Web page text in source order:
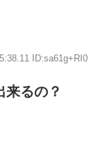
ID:sa61g+RI0
来るの？